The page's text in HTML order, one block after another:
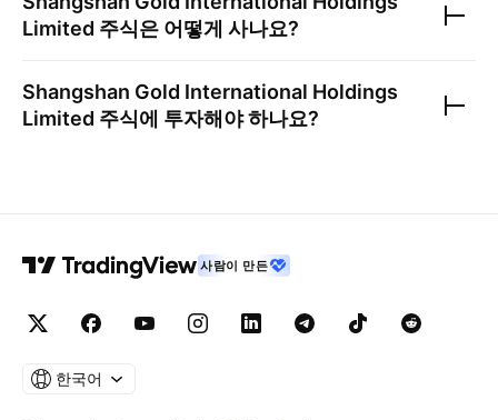
Limited 주식은 어떻게 사나요?
Shangshan Gold International Holdings
Limited 주식에 투자해야 하나요?
사람이 만든
한국어